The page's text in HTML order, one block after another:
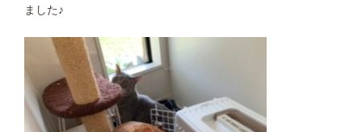
ました♪